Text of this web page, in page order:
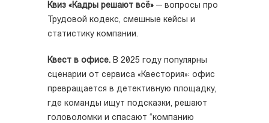
Квиз «Кадры решают всё» — вопросы про
Трудовой кодекс, смешные кейсы и
статистику компании.
Квест в офисе. В 2025 году популярны
сценарии от сервиса «Квестория»: офис
превращается в детективную площадку,
где команды ищут подсказки, решают
головоломки и спасают “компанию